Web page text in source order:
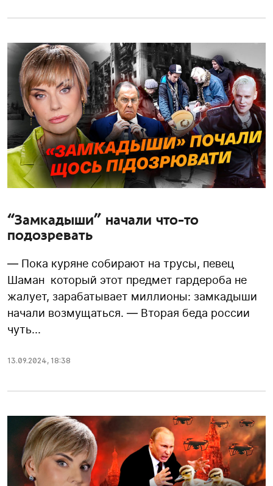
“Замкадыши” начали что-то
подозревать
— Пока куряне собирают на трусы, певец
Шаман который этот предмет гардероба не
жалует, зарабатывает миллионы: замкадыши
начали возмущаться. — Вторая беда россии
чуть...
13.09.2024, 18:38